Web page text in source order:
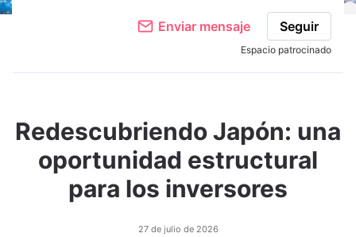
Enviar mensaje Seguir
Espacio patrocinado
Redescubriendo Japón: una
oportunidad estructural
para los inversores
27 de julio de 2026